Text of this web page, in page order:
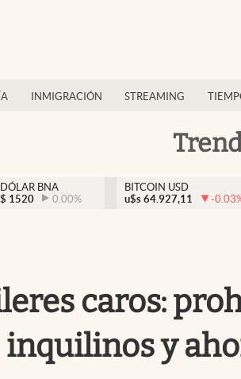
INMIGRACIÓN STREAMING
DÓLAR BNA
$ 1520 0.00%
BITCOIN USD
u$s 64.927,11 -0.03
caros:
y